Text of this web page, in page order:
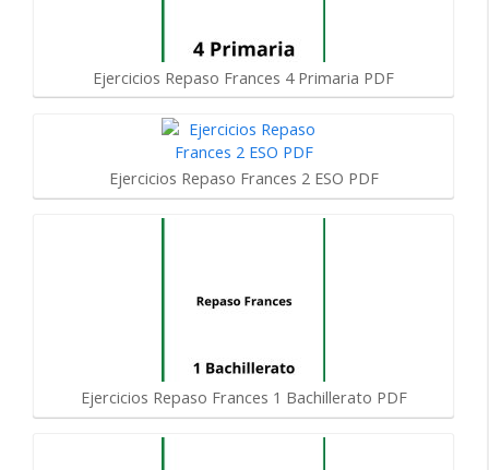
Ejercicios Repaso Frances 4 Primaria PDF
Ejercicios Repaso Frances 2 ESO PDF
Ejercicios Repaso Frances 1 Bachillerato PDF